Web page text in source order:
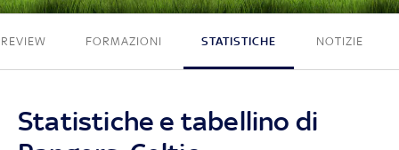
FORMAZIONI STATISTICHE NOTIZIE
Statistiche e tabellino di